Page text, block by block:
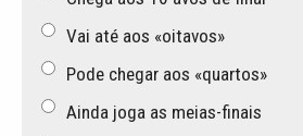
Vai até aos «oitavos»
Pode chegar aos «quartos»
Ainda joga as meias-finais